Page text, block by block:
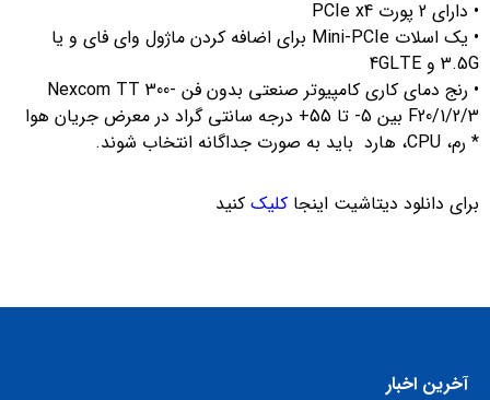
• دارای 2 پورت PCIe x4
• یک اسلات Mini-PCIe برای اضافه کردن ماژول وای فای و یا
3.5G و 4GLTE
• رنج دمای کاری کامپیوتر صنعتی بدون فن Nexcom TT 300-
F20/1/2/3 بین 5- تا 55+ درجه سانتی گراد در معرض جریان هوا
* رم، CPU، هارد باید به صورت جداگانه انتخاب شوند.
برای دانلود دیتاشیت اینجا کلیک کنید
آخرین اخبار